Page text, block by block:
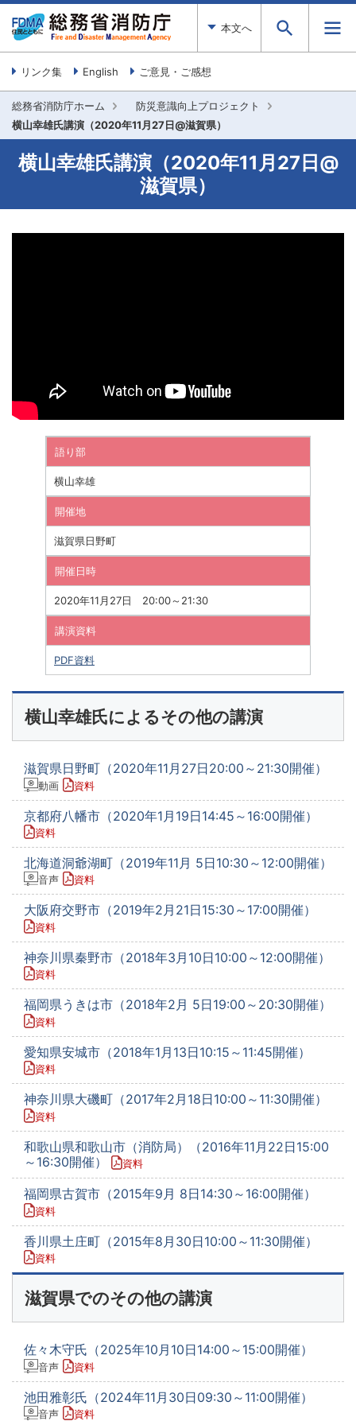
本文へ
リンク集 English ご意見・ご感想
総務省消防庁ホーム
防災意識向上プロジェクト
横山幸雄氏講演（2020年11月27日@滋賀県）
横山幸雄氏講演（2020年11月27日@
滋賀県）
語り部
横山幸雄
開催地
滋賀県日野町
開催日時
2020年11月27日 20:00～21:30
講演資料
PDF資料
横山幸雄氏によるその他の講演
滋賀県日野町（2020年11月27日20:00～21:30開催）
動画 資料
京都府八幡市（2020年1月19日14:45～16:00開催）
資料
北海道洞爺湖町（2019年11月 5日10:30～12:00開催）
音声 資料
大阪府交野市（2019年2月21日15:30～17:00開催）
資料
神奈川県秦野市（2018年3月10日10:00～12:00開催）
資料
福岡県うきは市（2018年2月 5日19:00～20:30開催）
資料
愛知県安城市（2018年1月13日10:15～11:45開催）
資料
神奈川県大磯町（2017年2月18日10:00～11:30開催）
資料
和歌山県和歌山市（消防局）（2016年11月22日15:00
～16:30開催）
資料
福岡県古賀市（2015年9月 8日14:30～16:00開催）
資料
香川県土庄町（2015年8月30日10:00～11:30開催）
資料
滋賀県でのその他の講演
佐々木守氏（2025年10月10日14:00～15:00開催）
音声 資料
池田雅彰氏（2024年11月30日09:30～11:00開催）
音声 資料